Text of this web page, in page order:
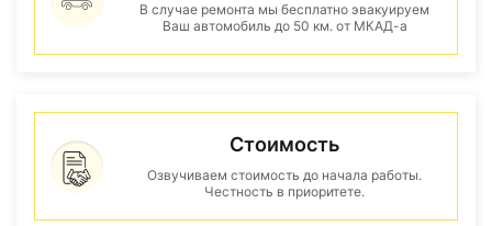
В случае ремонта мы бесплатно эвакуируем
Ваш автомобиль до 50 км. от МКАД-а
Стоимость
Озвучиваем стоимость до начала работы.
Честность в приоритете.